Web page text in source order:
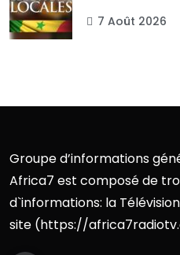
7 Août 2026
Groupe d’informations
Africa7 est composé de
d`informations: la
site (https://